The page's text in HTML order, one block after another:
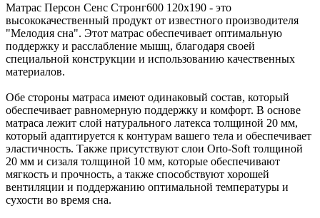
Матрас Персон Сенс Стронг600 120х190 - это
высококачественный продукт от известного производителя
"Мелодия сна". Этот матрас обеспечивает оптимальную
поддержку и расслабление мышц, благодаря своей
специальной конструкции и использованию качественных
материалов.
Обе стороны матраса имеют одинаковый состав, который
обеспечивает равномерную поддержку и комфорт. В основе
матраса лежит слой натурального латекса толщиной 20 мм,
который адаптируется к контурам вашего тела и обеспечивает
эластичность. Также присутствуют слои Orto-Soft толщиной
20 мм и сизаля толщиной 10 мм, которые обеспечивают
мягкость и прочность, а также способствуют хорошей
вентиляции и поддержанию оптимальной температуры и
сухости во время сна.